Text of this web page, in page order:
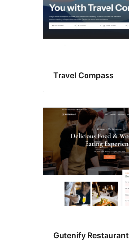
Travel Compass
Gutenify Restaurant